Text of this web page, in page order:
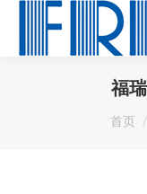
福
首页